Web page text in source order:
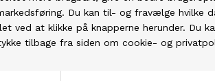
og ujævnt spundet, hvilket giver
og rustik tekstur i det færdige strik.
vil de enkelte lots afvige, men